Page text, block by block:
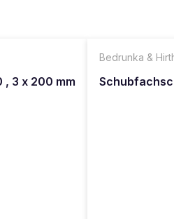
, 3 x 200 mm
Bedrunka &